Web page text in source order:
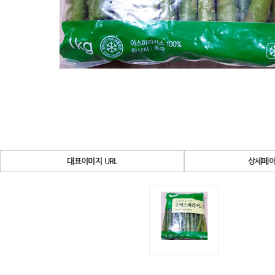
대표이미지 URL 상세페